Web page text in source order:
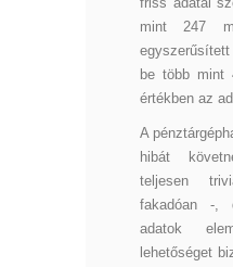
mint 247
be több mint
értékben az
A
hibát
teljesen
fakadóan -,
adatok
lehetőséget